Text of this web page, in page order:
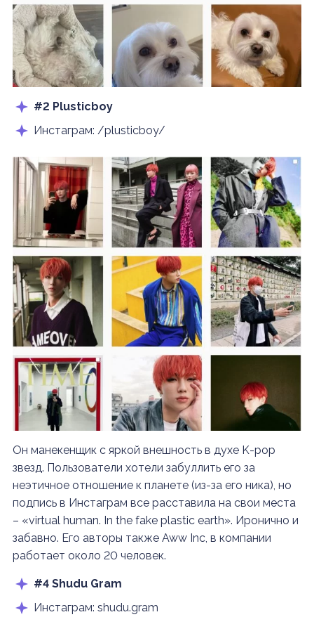
#2 Plusticboy
Инстаграм: /plusticboy/
Он манекенщик с яркой внешность в духе K-pop
звезд. Пользователи хотели забуллить его за
неэтичное отношение к планете (из-за его ника), но
подпись в Инстаграм все расставила на свои места
– «virtual human. In the fake plastic earth». Иронично и
забавно. Его авторы также Aww Inc, в компании
работает около 20 человек.
#4 Shudu Gram
Инстаграм: shudu.gram